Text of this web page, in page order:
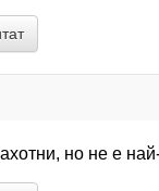
но не е